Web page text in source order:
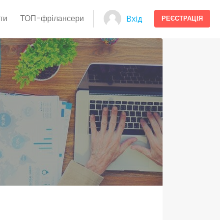
ТОП-фрілансери Вхід РЕЄСТРАЦІЯ